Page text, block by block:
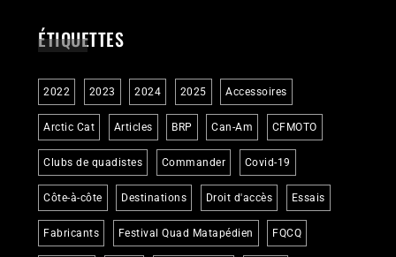
ÉTIQUETTES
2022 2023 2024 2025 Accessoires
Arctic Cat Articles BRP Can-Am CFMOTO
Clubs de quadistes Commander Covid-19
Côte-à-côte Destinations Droit d'accès Essais
Fabricants Festival Quad Matapédien FQCQ